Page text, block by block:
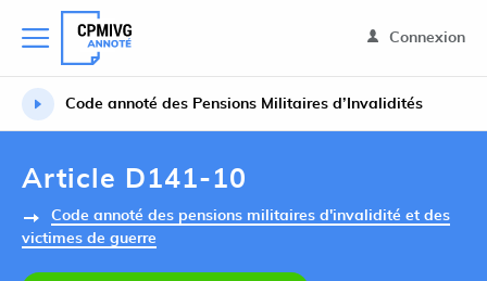
Connexion
Code annoté des Pensions Militaires d’Invalidités
Article D141-10
Code annoté des pensions militaires d'invalidité et des
victimes de guerre